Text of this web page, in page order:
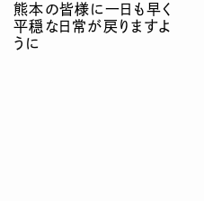
熊本の皆様に一日も早く
平穏な日常が戻りますよ
うに